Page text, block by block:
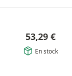
53,29 €
En stock